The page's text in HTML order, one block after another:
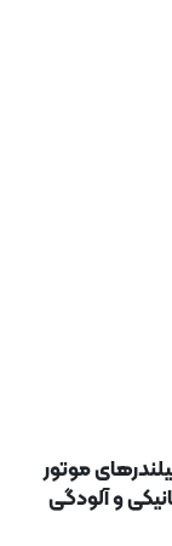
موتور
و آلودگی